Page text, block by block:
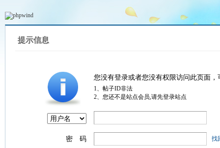
提示信息
您没有登录或者您没有权限访问此页面
1、帖子ID非法
2、您还不是站点会员,请先登录站点
密 码 找